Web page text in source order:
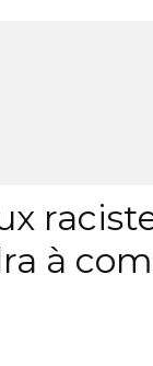
à